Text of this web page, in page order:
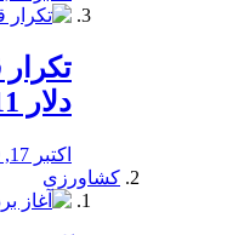
دلار 11 400
اکتبر 17, 2019
کشاورزی